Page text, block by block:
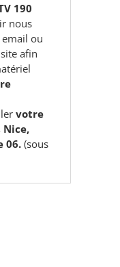
190
nous
ou
afin
votre
Nice,
06.(sous